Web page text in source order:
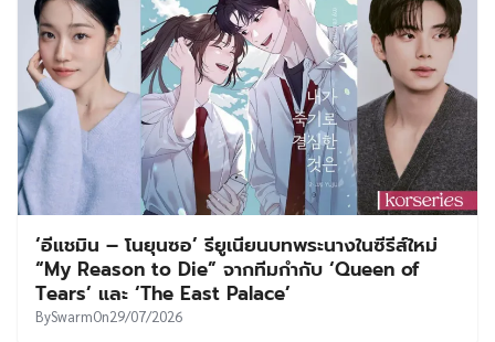
‘อีแชมิน – โนยุนซอ’ รียูเนียนบทพระนางในซีรีส์ใหม่
“My Reason to Die” จากทีมกำกับ ‘Queen of
Tears’ และ ‘The East Palace’
BySwarmOn29/07/2026